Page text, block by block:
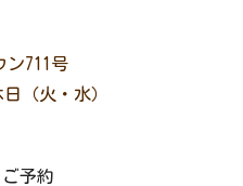
711号
（火・水）
予約